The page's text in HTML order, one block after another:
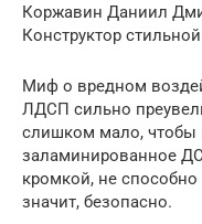
Коржавин Даниил
Конструктор
Миф о вредном
ЛДСП сильно
слишком мало, чтобы
заламинированное
кромкой, не
значит, безопасно.